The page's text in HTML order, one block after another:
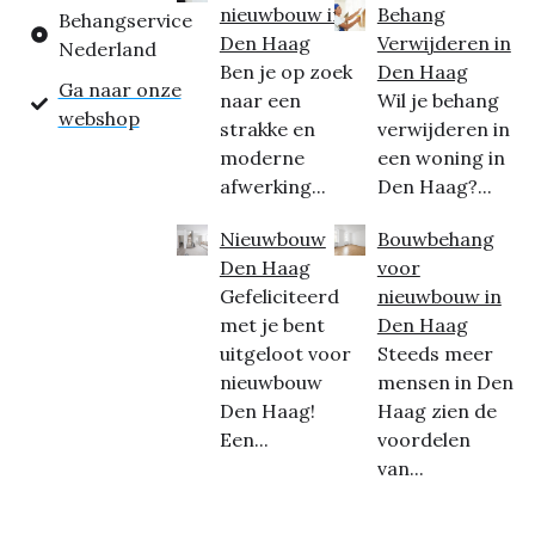
Behangservice
Nederland
Ga naar onze
webshop
nieuwbouw in
Den Haag
Ben je op zoek
naar een
strakke en
moderne
afwerking...
Nieuwbouw
Den Haag
Gefeliciteerd
met je bent
uitgeloot voor
nieuwbouw
Den Haag!
Een...
Behang
Verwijderen in
Den Haag
Wil je behang
verwijderen in
een woning in
Den Haag?...
Bouwbehang
voor
nieuwbouw in
Den Haag
Steeds meer
mensen in Den
Haag zien de
voordelen
van...